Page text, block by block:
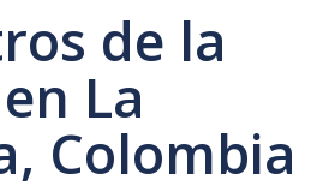
de la
La
Colombia